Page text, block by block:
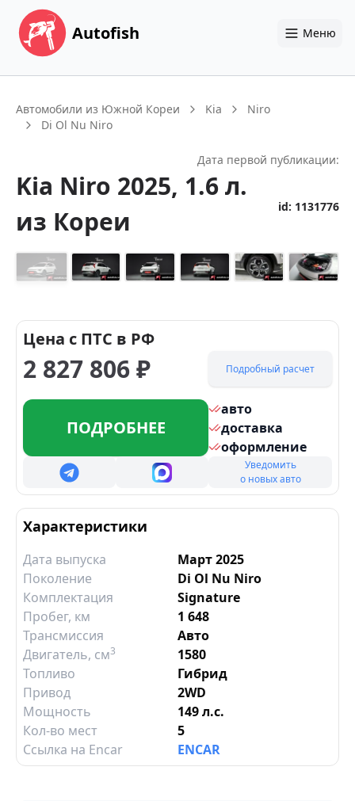
Autofish Меню
Автомобили из Южной Кореи Kia
Niro
Di Ol Nu Niro
Дата первой публикации:
Kia Niro 2025, 1.6 л.
из Кореи
id: 1131776
Цена с ПТС в РФ
2 827 806₽ Подробный расчет
ПОДРОБНЕЕ
авто
доставка
оформление
Уведомить
о новых авто
Характеристики
Дата выпуска
Март 2025
Поколение
Di Ol Nu Niro
Комплектация
Signature
Пробег, км
1 648
Трансмиссия
Авто
Двигатель, см3
1580
Топливо
Гибрид
Привод
2WD
Мощность
149 л.с.
Кол-во мест
5
Ссылка на Encar
ENCAR